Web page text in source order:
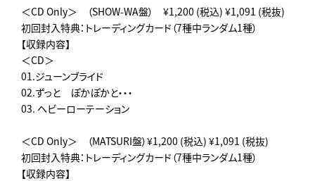
＜CD Only＞ （SHOW-WA盤） ¥1,200 (税込) ¥1,091 (税抜)
初回封入特典：トレーディングカード（7種中ランダム1種）
【収録内容】
＜CD＞
01.ジューンブライド
02.ずっと ぽかぽかと・・・
03. ヘビーローテーション
＜CD Only＞ （MATSURI盤）¥1,200 (税込) ¥1,091 (税抜)
初回封入特典：トレーディングカード（7種中ランダム1種）
【収録内容】